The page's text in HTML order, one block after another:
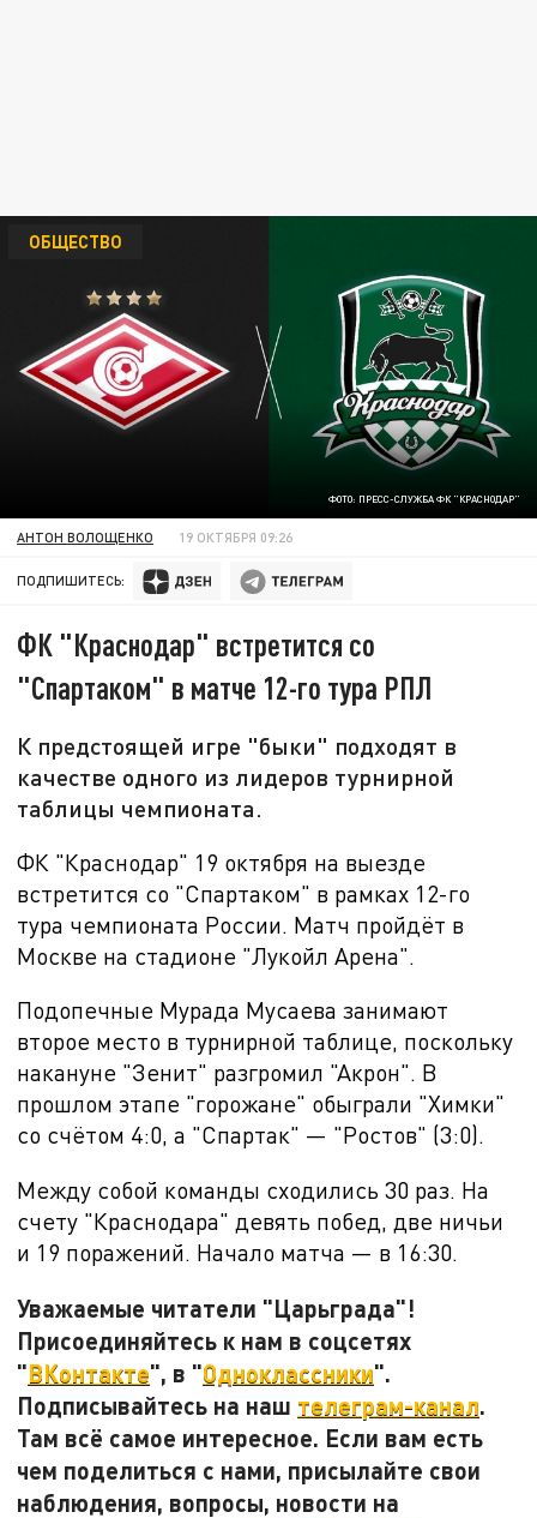
ФОТО: ПРЕСС-СЛУЖБА ФК "КРАСНОДАР"
ОБЩЕСТВО
АНТОН ВОЛОЩЕНКО 19 ОКТЯБРЯ 09:26
ПОДПИШИТЕСЬ:
ФК "Краснодар" встретится со
"Спартаком" в матче 12-го тура РПЛ
К предстоящей игре "быки" подходят в
качестве одного из лидеров турнирной
таблицы чемпионата.
ФК "Краснодар" 19 октября на выезде
встретится со "Спартаком" в рамках 12-го
тура чемпионата России. Матч пройдёт в
Москве на стадионе "Лукойл Арена".
Подопечные Мурада Мусаева занимают
второе место в турнирной таблице, поскольку
накануне "Зенит" разгромил "Акрон". В
прошлом этапе "горожане" обыграли "Химки"
со счётом 4:0, а "Спартак" — "Ростов" (3:0).
Между собой команды сходились 30 раз. На
счету "Краснодара" девять побед, две ничьи
и 19 поражений. Начало матча — в 16:30.
Уважаемые читатели "Царьграда"!
Присоединяйтесь к нам в соцсетях
"ВКонтакте", в "Одноклассники".
Подписывайтесь на наш телеграм-канал.
Там всё самое интересное. Если вам есть
чем поделиться с нами, присылайте свои
наблюдения, вопросы, новости на